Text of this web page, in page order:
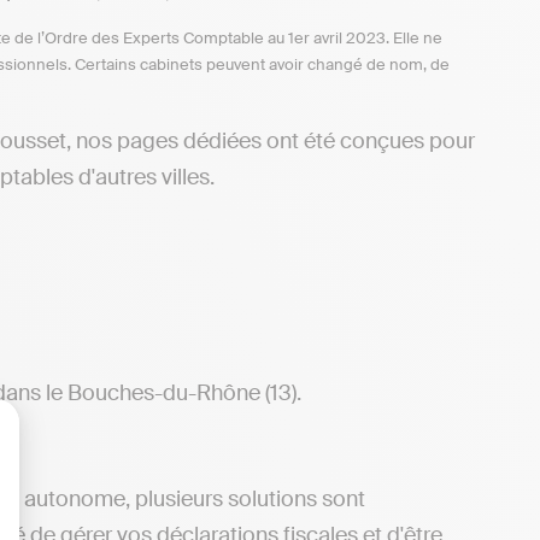
l’Ordre des Experts Comptable au 1er avril 2023. Elle ne
Certains cabinets peuvent avoir changé de nom, de
nos pages dédiées ont été conçues pour
d'autres villes.
le Bouches-du-Rhône (13).
autonome, plusieurs solutions sont